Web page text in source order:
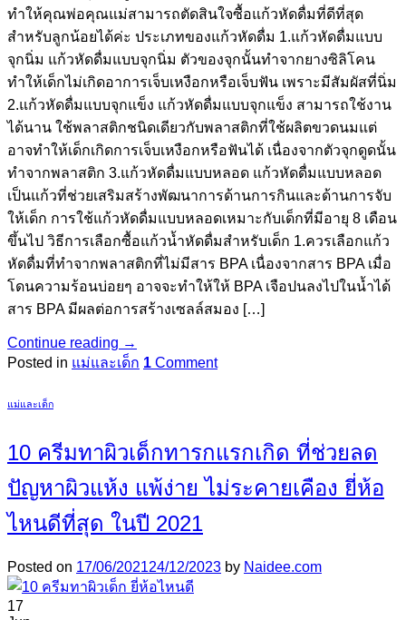
ทำให้คุณพ่อคุณแม่สามารถตัดสินใจซื้อแก้วหัดดื่มที่ดีที่สุด
สำหรับลูกน้อยได้ค่ะ ประเภทของแก้วหัดดื่ม 1.แก้วหัดดื่มแบบ
จุกนิ่ม แก้วหัดดื่มแบบจุกนิ่ม ตัวของจุกนั้นทำจากยางซิลิโคน
ทำให้เด็กไม่เกิดอาการเจ็บเหงือกหรือเจ็บฟัน เพราะมีสัมผัสที่นิ่ม
2.แก้วหัดดื่มแบบจุกแข็ง แก้วหัดดื่มแบบจุกแข็ง สามารถใช้งาน
ได้นาน ใช้พลาสติกชนิดเดียวกับพลาสติกที่ใช้ผลิตขวดนมแต่
อาจทำให้เด็กเกิดการเจ็บเหงือกหรือฟันได้ เนื่องจากตัวจุกดูดนั้น
ทำจากพลาสติก 3.แก้วหัดดื่มแบบหลอด แก้วหัดดื่มแบบหลอด
เป็นแก้วที่ช่วยเสริมสร้างพัฒนาการด้านการกินและด้านการจับ
ให้เด็ก การใช้แก้วหัดดื่มแบบหลอดเหมาะกับเด็กที่มีอายุ 8 เดือน
ขึ้นไป วิธีการเลือกซื้อแก้วน้ำหัดดื่มสำหรับเด็ก 1.ควรเลือกแก้ว
หัดดื่มที่ทำจากพลาสติกที่ไม่มีสาร BPA เนื่องจากสาร BPA เมื่อ
โดนความร้อนบ่อยๆ อาจจะทำให้ให้ BPA เจือปนลงไปในน้ำได้
สาร BPA มีผลต่อการสร้างเซลล์สมอง […]
Continue reading →
Posted in แม่และเด็ก 1 Comment
แม่และเด็ก
10 ครีมทาผิวเด็กทารกแรกเกิด ที่ช่วยลด
ปัญหาผิวแห้ง แพ้ง่าย ไม่ระคายเคือง ยี่ห้อ
ไหนดีที่สุด ในปี 2021
Posted on 17/06/202124/12/2023 by Naidee.com
17